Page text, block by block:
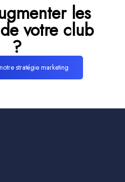
les
votre club
?
stratégie marketing